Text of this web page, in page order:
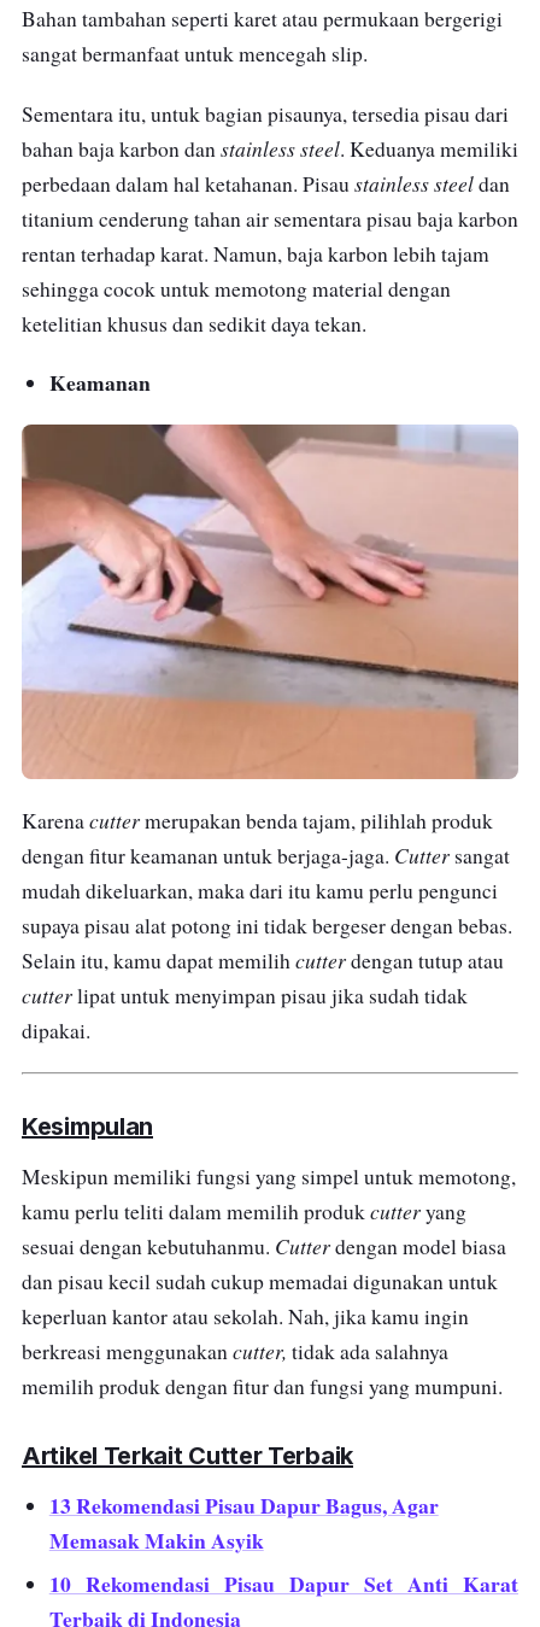
Bahan tambahan seperti karet atau permukaan bergerigi
sangat bermanfaat untuk mencegah slip.
Sementara itu, untuk bagian pisaunya, tersedia pisau dari
bahan baja karbon dan stainless steel. Keduanya memiliki
perbedaan dalam hal ketahanan. Pisau stainless steeldan
titanium cenderung tahan air sementara pisau baja karbon
rentan terhadap karat. Namun, baja karbon lebih tajam
sehingga cocok untuk memotong material dengan
ketelitian khusus dan sedikit daya tekan.
Keamanan
Karenacuttermerupakan benda tajam, pilihlah produk
dengan fitur keamanan untuk berjaga-jaga. Cutter sangat
mudah dikeluarkan, maka dari itu kamu perlu pengunci
supaya pisau alat potong ini tidak bergeser dengan bebas.
Selain itu, kamu dapat memilihcutterdengan tutup atau
cutterlipat untuk menyimpan pisau jika sudah tidak
dipakai.
Kesimpulan
Meskipun memiliki fungsi yang simpel untuk memotong,
kamu perlu teliti dalam memilih produkcutteryang
sesuai dengan kebutuhanmu. Cutterdengan model biasa
dan pisau kecil sudah cukup memadai digunakan untuk
keperluan kantor atau sekolah. Nah, jika kamu ingin
berkreasi menggunakancutter, tidak ada salahnya
memilih produk dengan fitur dan fungsi yang mumpuni.
Artikel Terkait Cutter Terbaik
13 Rekomendasi Pisau Dapur Bagus, Agar
Memasak Makin Asyik
10 Rekomendasi Pisau Dapur Set Anti Karat
Terbaik di Indonesia